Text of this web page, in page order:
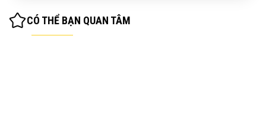
CÓ THỂ BẠN QUAN TÂM